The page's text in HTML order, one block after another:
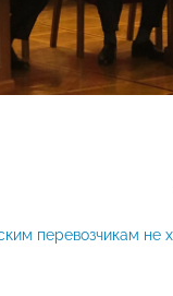
перевозчикам не